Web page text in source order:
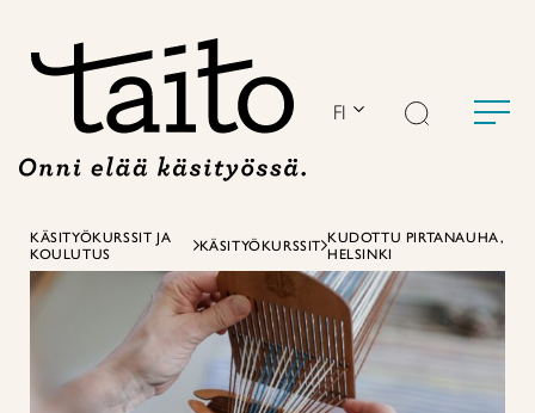
FI
KÄSITYÖKURSSIT JA
KOULUTUS
KÄSITYÖKURSSIT KUDOTTU PIRTANAUHA,
HELSINKI